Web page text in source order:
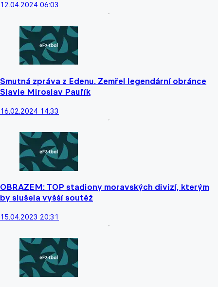
12.04.2024 06:03
Smutná zpráva z Edenu. Zemřel legendární obránce
Slavie Miroslav Pauřík
16.02.2024 14:33
OBRAZEM: TOP stadiony moravských divizí, kterým
by slušela vyšší soutěž
15.04.2023 20:31